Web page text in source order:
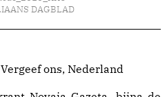
DAGBLAD
Vergeef ons, Nederland